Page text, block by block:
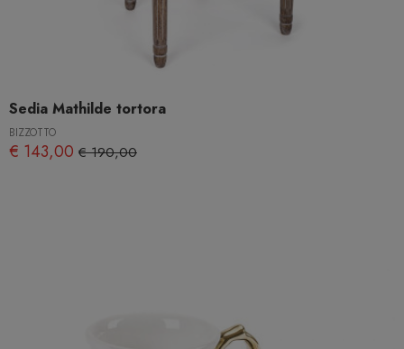
Sedia Mathilde tortora
BIZZOTTO
€ 143,00 € 190,00